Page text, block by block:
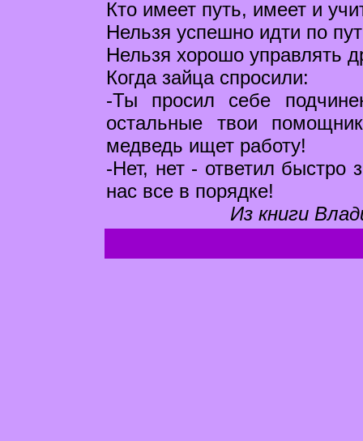
Кто имеет путь, имеет и
Нельзя успешно идти по
Нельзя хорошо управлять
Когда зайца спросили:
-Ты просил себе
остальные твои
медведь ищет работу!
-Нет, нет - ответил быстро
нас все в порядке!
Из книги